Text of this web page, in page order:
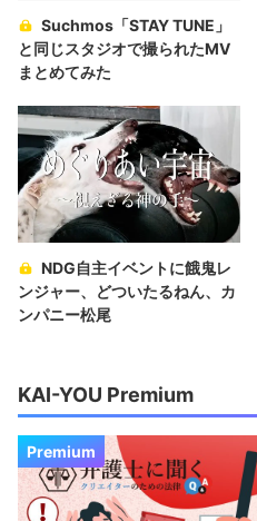
Suchmos「STAY TUNE」
と同じスタジオで撮られたMV
まとめてみた
NDG自主イベントに餓鬼レ
ンジャー、どついたるねん、カ
ンパニー松尾
KAI-YOU Premium
Premium